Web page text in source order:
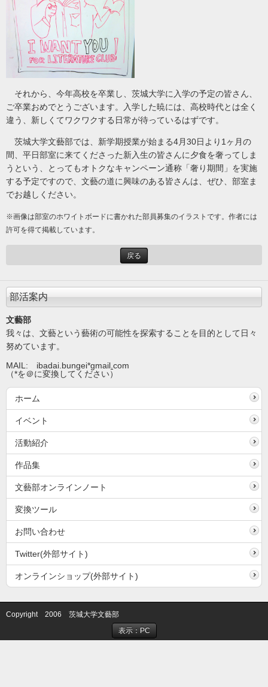
それから、今年高校を卒業し、茨城大学に入学の予定の皆さん、
ご卒業おめでとうございます。入学した暁には、高校時代とは全く
違う、新しくてワクワクする日常が待っているはずです。
茨城大学文藝部では、新学期授業が始まる4月30日より1ヶ月の
間、平日部室に来てくださった新入生の皆さんに夕食を奢ってしま
うという、とってもオトクなキャンペーン通称「奢り期間」を実施
する予定ですので、文藝の道に興味のある皆さんは、ぜひ、部室ま
でお越しください。
※画像は部室のホワイトボードに書かれた部員募集のイラストです。作者には
許可を得て掲載しています。
戻る
部活案内
文藝部
我々は、文藝という藝術の可能性を探索することを目的として日々
努めています。
MAIL: ibadai.bungei*gmail com
（*を＠に変換してください）
ホーム
イベント
活動紹介
作品集
文藝部オンラインノート
変換ツール
お問い合わせ
Twitter(外部サイト)
オンラインショップ(外部サイト)
Copyright 2006 茨城大学文藝部
表示：PC